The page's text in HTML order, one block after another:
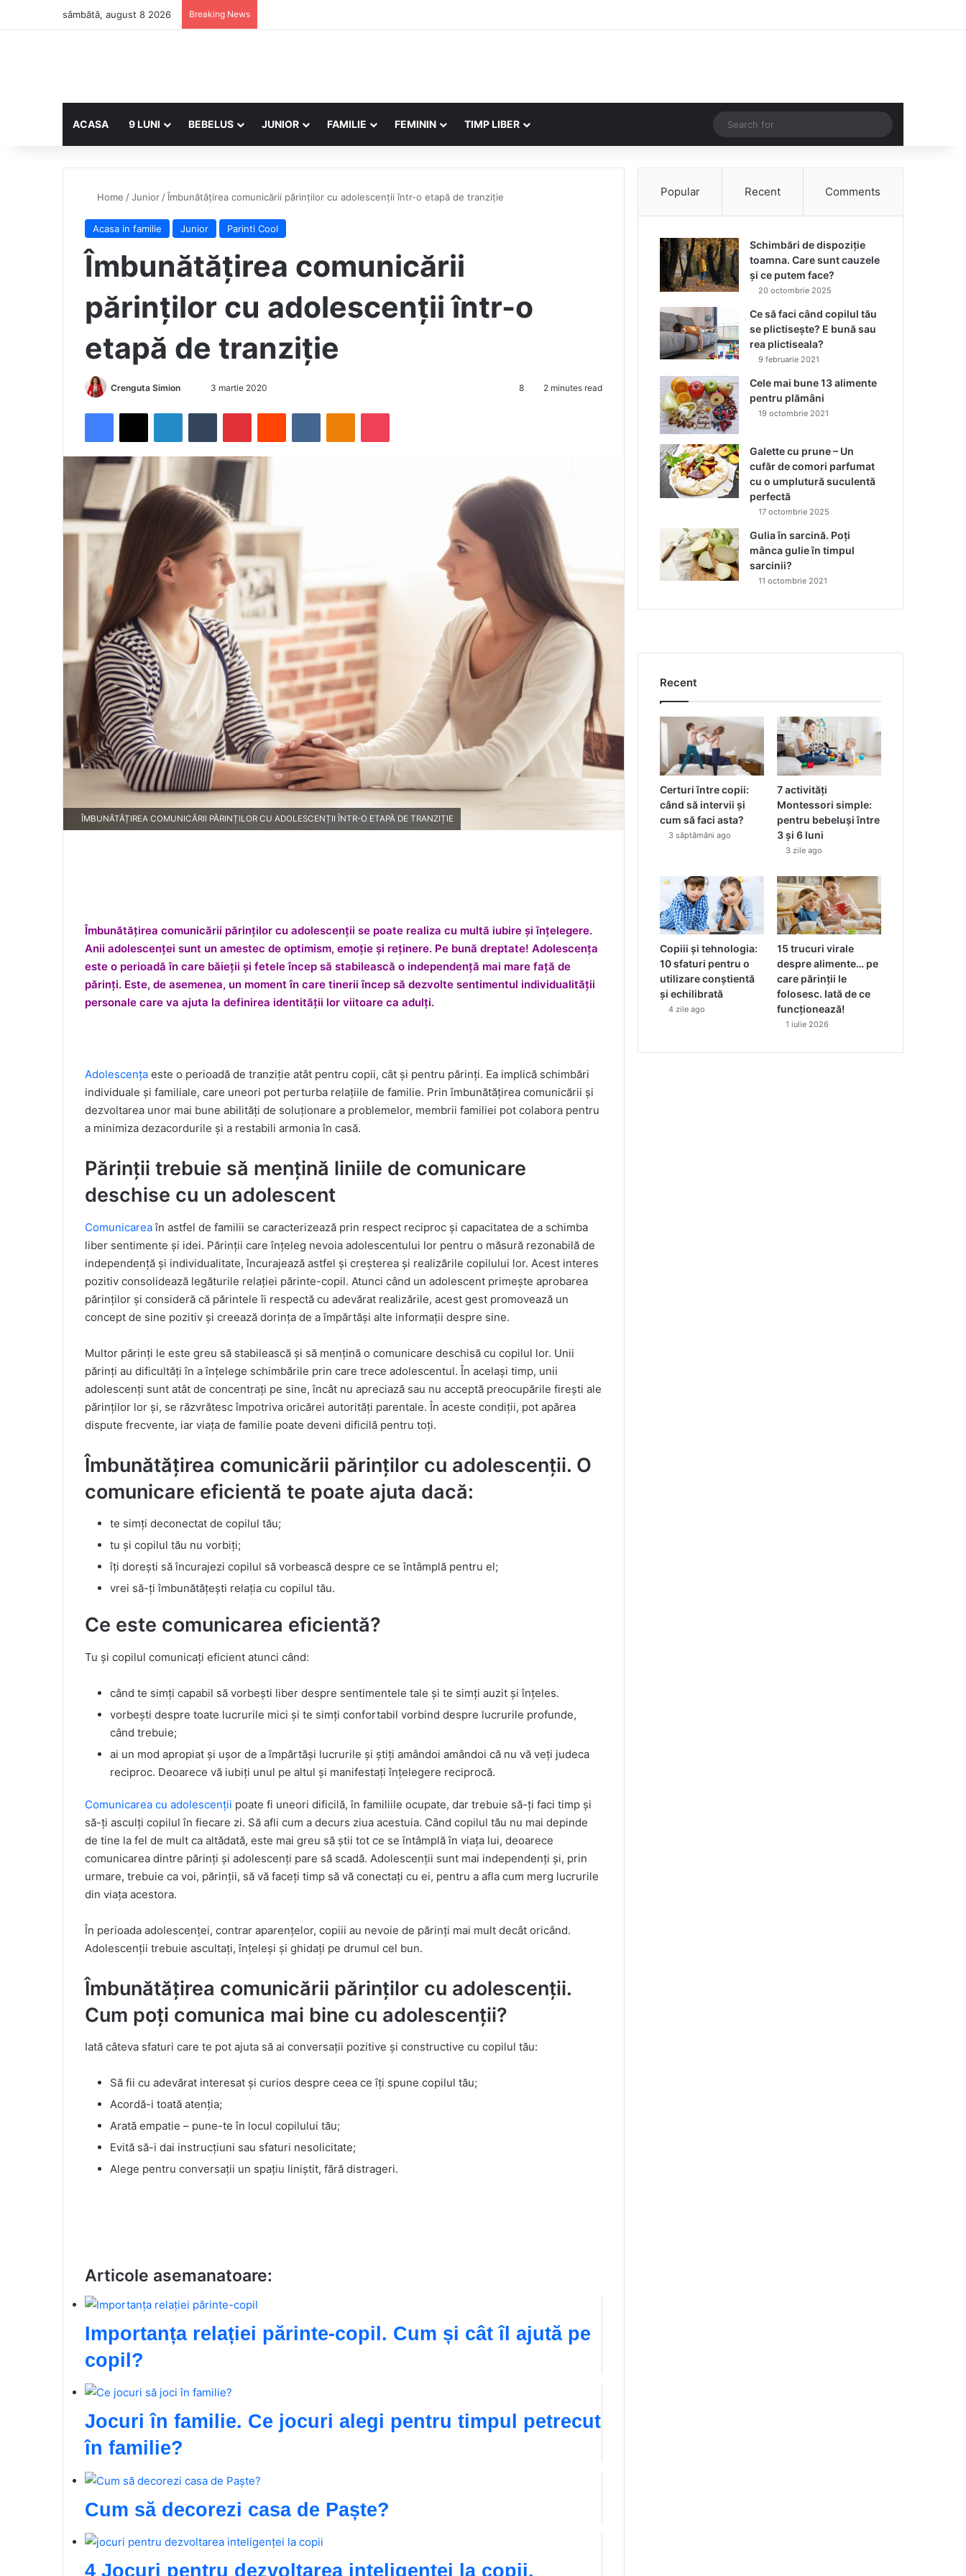
sâmbătă, august 8 2026 Breaking News
ACASA 9 LUNI BEBELUS JUNIOR FAMILIE FEMININ TIMP LIBER Random Article
for
Home /Junior /Îmbunătățirea comunicării părinților cu adolescenții într-o etapă de tranziție
Acasa in familie Junior Parinti Cool
Îmbunătățirea comunicării
părinților cu adolescenții într-o
etapă de tranziție
Crenguta Simion
d
a
e
m
i
3 martie 2020 8 2 minutes read
ÎMBUNĂTĂȚIREA COMUNICĂRII PĂRINȚILOR CU ADOLESCENȚII ÎNTR-O ETAPĂ DE TRANZIȚIE
Îmbunătățirea comunicării părinților cu adolescenții se poate realiza cu multă iubire și înțelegere.
Anii adolescenței sunt un amestec de optimism, emoție și reținere. Pe bună dreptate! Adolescența
este o perioadă în care băieții și fetele încep să stabilească o independență mai mare față de
părinți. Este, de asemenea, un moment în care tinerii încep să dezvolte sentimentul individualității
personale care va ajuta la definirea identității lor viitoare ca adulți.
Adolescența este o perioadă de tranziție atât pentru copii, cât și pentru părinți. Ea implică schimbări
individuale și familiale, care uneori pot perturba relațiile de familie. Prin îmbunătățirea comunicării și
dezvoltarea unor mai bune abilități de soluționare a problemelor, membrii familiei pot colabora pentru
a minimiza dezacordurile și a restabili armonia în casă.
Părinții trebuie să mențină liniile de comunicare
deschise cu un adolescent
Comunicareaîn astfel de familii se caracterizează prin respect reciproc și capacitatea de a schimba
liber sentimente și idei. Părinții care înțeleg nevoia adolescentului lor pentru o măsură rezonabilă de
independență și individualitate, încurajează astfel și creșterea și realizările copilului lor. Acest interes
pozitiv consolidează legăturile relației părinte-copil. Atunci când un adolescent primește aprobarea
părinților și consideră că părintele îi respectă cu adevărat realizările, acest gest promovează un
concept de sine pozitiv și creează dorința de a împărtăși alte informații despre sine.
Multor părinți le este greu să stabilească și să mențină o comunicare deschisă cu copilul lor. Unii
părinți au dificultăți în a înțelege schimbările prin care trece adolescentul. În același timp, unii
adolescenți sunt atât de concentrați pe sine, încât nu apreciază sau nu acceptă preocupările firești ale
părinților lor și, se răzvrătesc împotriva oricărei autorități parentale. În aceste condiții, pot apărea
dispute frecvente, iar viața de familie poate deveni dificilă pentru toți.
Îmbunătățirea comunicării părinților cu adolescenții. O
comunicare eficientă te poate ajuta dacă:
te simți deconectat de copilul tău;
tu și copilul tău nu vorbiți;
îți dorești să încurajezi copilul să vorbească despre ce se întâmplă pentru el;
vrei să-ți îmbunătățești relația cu copilul tău.
Ce este comunicarea eficientă?
Tu și copilul comunicați eficient atunci când:
când te simți capabil să vorbești liber despre sentimentele tale și te simți auzit și înțeles.
vorbești despre toate lucrurile mici și te simți confortabil vorbind despre lucrurile profunde,
când trebuie;
ai un mod apropiat și ușor de a împărtăși lucrurile și știți amândoi amândoi că nu vă veți judeca
reciproc. Deoarece vă iubiți unul pe altul și manifestați înțelegere reciprocă.
Comunicarea cu adolescenții poate fi uneori dificilă, în familiile ocupate, dar trebuie să-ți faci timp și
să-ți asculți copilul în fiecare zi. Să afli cum a decurs ziua acestuia. Când copilul tău nu mai depinde
de tine la fel de mult ca altădată, este mai greu să știi tot ce se întâmplă în viața lui, deoarece
comunicarea dintre părinți și adolescenți pare să scadă. Adolescenții sunt mai independenți și, prin
urmare, trebuie ca voi, părinții, să vă faceți timp să vă conectați cu ei, pentru a afla cum merg lucrurile
din viața acestora.
În perioada adolescenței, contrar aparențelor, copiii au nevoie de părinți mai mult decât oricând.
Adolescenții trebuie ascultați, înțeleși și ghidați pe drumul cel bun.
Îmbunătățirea comunicării părinților cu adolescenții.
Cum poți comunica mai bine cu adolescenții?
Iată câteva sfaturi care te pot ajuta să ai conversații pozitive și constructive cu copilul tău:
Să fii cu adevărat interesat și curios despre ceea ce îți spune copilul tău;
Acordă-i toată atenția;
Arată empatie – pune-te în locul copilului tău;
Evită să-i dai instrucțiuni sau sfaturi nesolicitate;
Alege pentru conversații un spațiu liniștit, fără distrageri.
Articole asemanatoare:
Importanța relației părinte-copil. Cum și cât îl ajută pe
copil?
Jocuri în familie. Ce jocuri alegi pentru timpul petrecut
în familie?
Cum să decorezi casa de Paște?
4 Jocuri pentru dezvoltarea inteligenței la copii.
Popular Recent Comments
Schimbări de dispoziție
toamna. Care sunt cauzele
și ce putem face?
20 octombrie 2025
Ce să faci când copilul tău
se plictisește? E bună sau
rea plictiseala?
9 februarie 2021
Cele mai bune 13 alimente
pentru plămâni
19 octombrie 2021
Galette cu prune – Un
cufăr de comori parfumat
cu o umplutură suculentă
perfectă
17 octombrie 2025
Gulia în sarcină. Poți
mânca gulie în timpul
sarcinii?
11 octombrie 2021
Recent
Certuri între copii:
când să intervii și
cum să faci asta?
3 săptămâni ago
7 activități
Montessori simple:
pentru bebeluși între
3 și 6 luni
3 zile ago
Copiii și tehnologia:
10 sfaturi pentru o
utilizare conștientă
și echilibrată
4 zile ago
15 trucuri virale
despre alimente… pe
care părinții le
folosesc. Iată de ce
funcționează!
1 iulie 2026